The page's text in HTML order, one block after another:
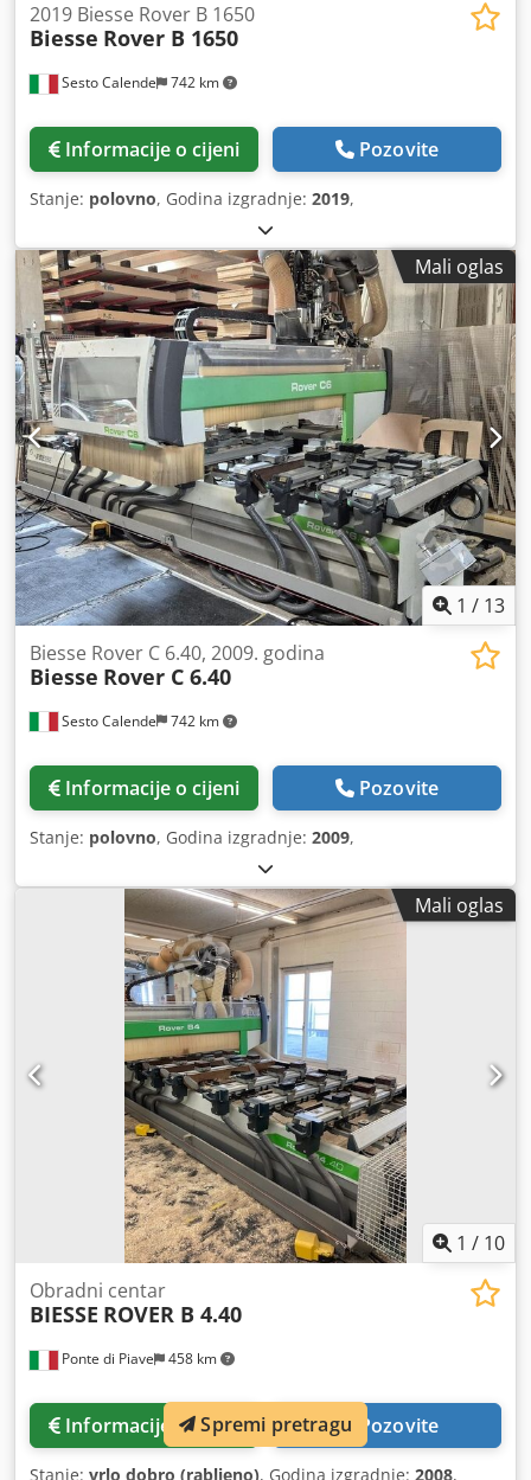
Sesto Calende 742 km
2019 Biesse Rover B 1650
Biesse Rover B 1650
Informacije o cijeni Pozovite
Stanje: polovno, Godina izgradnje: 2019,
Mali oglas
1 / 13
Sesto Calende 742 km
Biesse Rover C 6.40, 2009. godina
Biesse Rover C 6.40
Informacije o cijeni Pozovite
Stanje: polovno, Godina izgradnje: 2009,
Mali oglas
1 / 10
Ponte di Piave 458 km
Obradni centar
BIESSE ROVER B 4.40
Informacije o cijeni Pozovite
Stanje: vrlo dobro (rabljeno), Godina izgradnje: 2008,
Spremi pretragu